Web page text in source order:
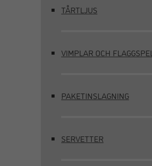
TÅRTLJUS
VIMPLAR OCH FLAGGSPEL
PAKETINSLAGNING
SERVETTER